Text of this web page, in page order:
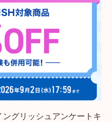
グリッシュアンケートキ